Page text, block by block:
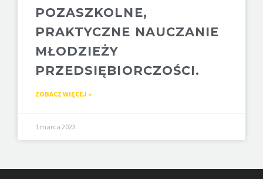
POZASZKOLNE,
PRAKTYCZNE NAUCZANIE
MŁODZIEŻY
PRZEDSIĘBIORCZOŚCI.
ZOBACZ WIĘCEJ »
1 marca 2023